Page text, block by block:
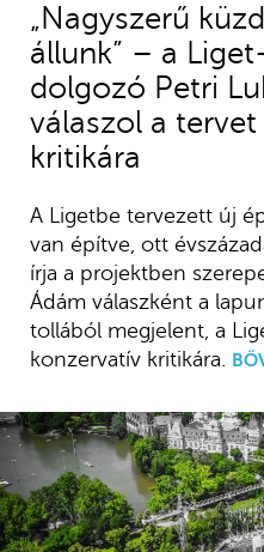
„Nagyszerű
állunk” – a
dolgozó Petri
válaszol a
kritikára
A Ligetbe tervezett új
van építve, ott
írja a projektben
Ádám válaszként a
tollából megjelent, a
konzervatív kritikára.